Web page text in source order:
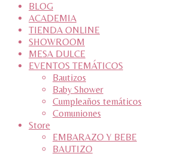
BLOG
ACADEMIA
TIENDA ONLINE
SHOWROOM
MESA DULCE
EVENTOS TEMÁTICOS
Bautizos
Baby Shower
Cumpleaños temáticos
Comuniones
Store
EMBARAZO Y BEBE
BAUTIZO